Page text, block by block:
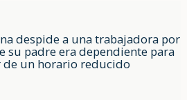
despide a una trabajadora por
su padre era dependiente para
un horario reducido